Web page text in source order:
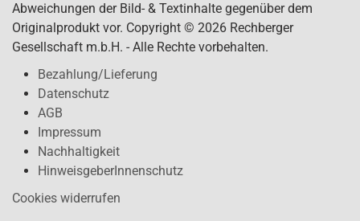
Abweichungen der Bild- & Textinhalte gegenüber dem
Originalprodukt vor. Copyright © 2026 Rechberger
Gesellschaft m.b.H. - Alle Rechte vorbehalten.
Bezahlung/Lieferung
Datenschutz
AGB
Impressum
Nachhaltigkeit
HinweisgeberInnenschutz
Cookies widerrufen